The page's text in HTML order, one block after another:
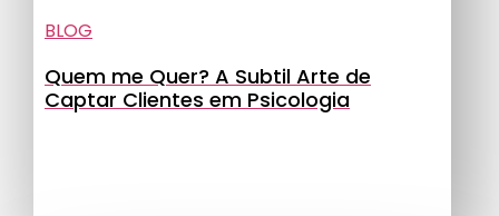
BLOG
Quem me Quer? A Subtil Arte de
Captar Clientes em Psicologia